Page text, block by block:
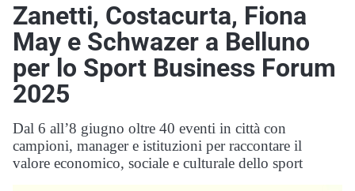
Zanetti, Costacurta, Fiona
May e Schwazer a Belluno
per lo Sport Business Forum
2025
Dal 6 all’8 giugno oltre 40 eventi in città con
campioni, manager e istituzioni per raccontare il
valore economico, sociale e culturale dello sport